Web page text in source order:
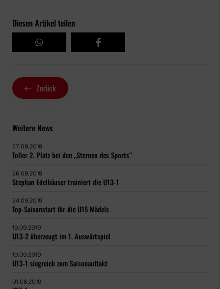
Diesen Artikel teilen
Zurück
Weitere News
27.09.2019
Toller 2. Platz bei den „Sternen des Sports“
26.09.2019
Stephan Edelhäuser trainiert die U13-1
24.09.2019
Top-Saisonstart für die U15 Mädels
19.09.2019
U13-2 überzeugt im 1. Auswärtspiel
19.09.2019
U13-1 siegreich zum Saisonauftakt
01.08.2019